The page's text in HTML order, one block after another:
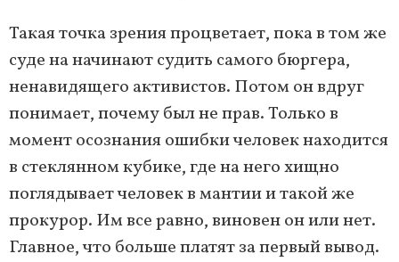
Такая точка зрения процветает, пока в том же
суде на начинают судить самого бюргера,
ненавидящего активистов. Потом он вдруг
понимает, почему был не прав. Только в
момент осознания ошибки человек находится
в стеклянном кубике, где на него хищно
поглядывает человек в мантии и такой же
прокурор. Им все равно, виновен он или нет.
Главное, что больше платят за первый вывод.